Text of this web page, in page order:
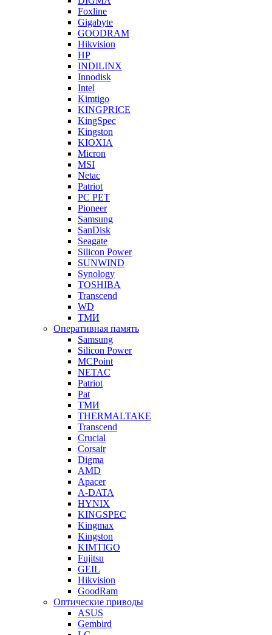
Foxline
Gigabyte
GOODRAM
Hikvision
HP
INDILINX
Innodisk
Intel
Kimtigo
KINGPRICE
KingSpec
Kingston
KIOXIA
Micron
MSI
Netac
Patriot
PC PET
Pioneer
Samsung
SanDisk
Seagate
Silicon Power
SUNWIND
Synology
TOSHIBA
Transcend
WD
ТМИ
Оперативная память
Samsung
Silicon Power
MCPoint
NETAC
Patriot
Pat
ТМИ
THERMALTAKE
Transcend
Crucial
Corsair
Digma
AMD
Apacer
A-DATA
HYNIX
KINGSPEC
Kingmax
Kingston
KIMTIGO
Fujitsu
GEIL
Hikvision
GoodRam
Оптические приводы
ASUS
Gembird